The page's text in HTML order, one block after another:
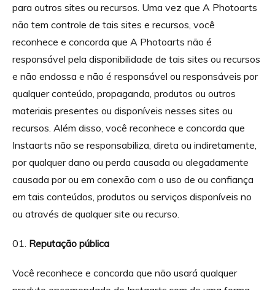
para outros sites ou recursos. Uma vez que A Photoarts
não tem controle de tais sites e recursos, você
reconhece e concorda que A Photoarts não é
responsável pela disponibilidade de tais sites ou recursos
e não endossa e não é responsável ou responsáveis por
qualquer conteúdo, propaganda, produtos ou outros
materiais presentes ou disponíveis nesses sites ou
recursos. Além disso, você reconhece e concorda que
Instaarts não se responsabiliza, direta ou indiretamente,
por qualquer dano ou perda causada ou alegadamente
causada por ou em conexão com o uso de ou confiança
em tais conteúdos, produtos ou serviços disponíveis no
ou através de qualquer site ou recurso.
Reputação pública
Você reconhece e concorda que não usará qualquer